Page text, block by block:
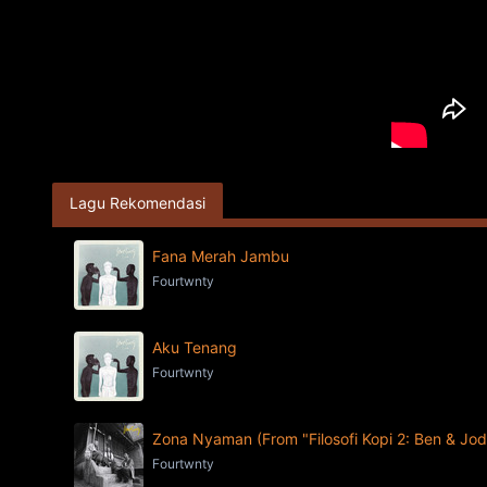
Lagu Rekomendasi
Fana Merah Jambu
Fourtwnty
Aku Tenang
Fourtwnty
Zona Nyaman (From "Filosofi Kopi 2: Ben &
Fourtwnty